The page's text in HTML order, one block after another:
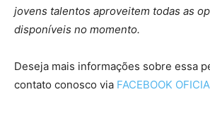
jovens talentos aproveitem todas as
disponíveis no momento.
Deseja mais informações sobre essa
contato conosco via FACEBOOK